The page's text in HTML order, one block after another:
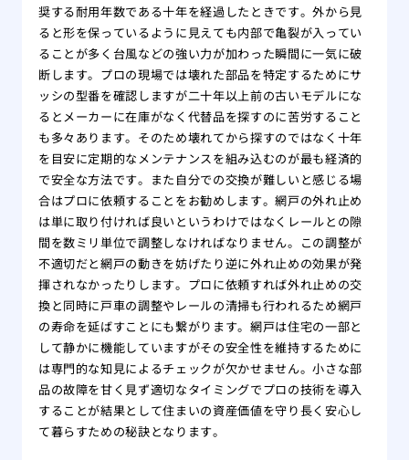
奨する耐用年数である十年を経過したときです。外から見
ると形を保っているように見えても内部で亀裂が入ってい
ることが多く台風などの強い力が加わった瞬間に一気に破
断します。プロの現場では壊れた部品を特定するためにサ
ッシの型番を確認しますが二十年以上前の古いモデルにな
るとメーカーに在庫がなく代替品を探すのに苦労すること
も多々あります。そのため壊れてから探すのではなく十年
を目安に定期的なメンテナンスを組み込むのが最も経済的
で安全な方法です。また自分での交換が難しいと感じる場
合はプロに依頼することをお勧めします。網戸の外れ止め
は単に取り付ければ良いというわけではなくレールとの隙
間を数ミリ単位で調整しなければなりません。この調整が
不適切だと網戸の動きを妨げたり逆に外れ止めの効果が発
揮されなかったりします。プロに依頼すれば外れ止めの交
換と同時に戸車の調整やレールの清掃も行われるため網戸
の寿命を延ばすことにも繋がります。網戸は住宅の一部と
して静かに機能していますがその安全性を維持するために
は専門的な知見によるチェックが欠かせません。小さな部
品の故障を甘く見ず適切なタイミングでプロの技術を導入
することが結果として住まいの資産価値を守り長く安心し
て暮らすための秘訣となります。